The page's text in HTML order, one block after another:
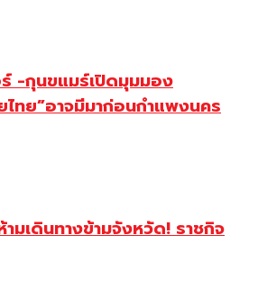
-กุนขแมร์เปิดมุมมอง
ไทย”อาจมีมาก่อนกำแพงนคร
ามเดินทางข้ามจังหวัด! ราชกิจ